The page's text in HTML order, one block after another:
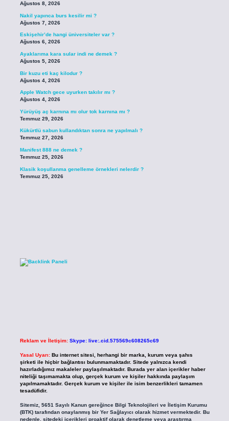
Ağustos 8, 2026
Nakil yapınca burs kesilir mi ?
Ağustos 7, 2026
Eskişehir’de hangi üniversiteler var ?
Ağustos 6, 2026
Ayaklarıma kara sular indi ne demek ?
Ağustos 5, 2026
Bir kuzu eti kaç kilodur ?
Ağustos 4, 2026
Apple Watch gece uyurken takılır mı ?
Ağustos 4, 2026
Yürüyüş aç karnına mı olur tok karnına mı ?
Temmuz 29, 2026
Kükürtlü sabun kullandıktan sonra ne yapılmalı ?
Temmuz 27, 2026
Manifest 888 ne demek ?
Temmuz 25, 2026
Klasik koşullanma genelleme örnekleri nelerdir ?
Temmuz 25, 2026
Reklam ve İletişim: Skype: live:.cid.575569c608265c69
Yasal Uyarı: Bu internet sitesi, herhangi bir marka, kurum veya şahıs
şirketi ile hiçbir bağlantısı bulunmamaktadır. Sitede yalnızca kendi
hazırladığımız makaleler paylaşılmaktadır. Burada yer alan içerikler haber
niteliği taşımamakta olup, gerçek kurum ve kişiler hakkında paylaşım
yapılmamaktadır. Gerçek kurum ve kişiler ile isim benzerlikleri tamamen
tesadüfidir.
Sitemiz, 5651 Sayılı Kanun gereğince Bilgi Teknolojileri ve İletişim Kurumu
(BTK) tarafından onaylanmış bir Yer Sağlayıcı olarak hizmet vermektedir. Bu
nedenle, sitedeki içerikleri proaktif olarak denetleme veya araştırma